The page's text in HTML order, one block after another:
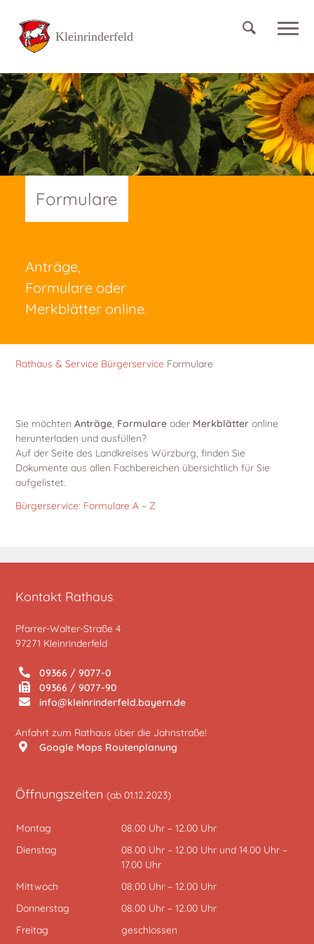
Formulare
Anträge,
Formulare oder
Merkblätter online.
Rathaus & Service Bürgerservice Formulare
Sie möchtenAnträge, Formulare oder Merkblätter online
herunterladen und ausfüllen?
Auf der Seite des Landkreises Würzburg, finden Sie
Dokumente aus allen Fachbereichen übersichtlich für Sie
aufgelistet.
Bürgerservice: Formulare A – Z
Kontakt Rathaus
Pfarrer-Walter-Straße 4
97271 Kleinrinderfeld
09366 / 9077-0
09366 / 9077-90
info@kleinrinderfeld.bayern.de
Anfahrt zum Rathaus über die Jahnstraße!
Google Maps Routenplanung
Öffnungszeiten(ab 01.12.2023)
Montag
08.00 Uhr – 12.00 Uhr
Dienstag
08.00 Uhr – 12.00 Uhr und 14.00 Uhr –
17.00 Uhr
Mittwoch
08.00 Uhr – 12.00 Uhr
Donnerstag
08.00 Uhr – 12.00 Uhr
Freitag
geschlossen